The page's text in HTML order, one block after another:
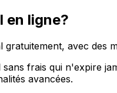
en ligne?
avec des
frais qui n'expire
avancées.